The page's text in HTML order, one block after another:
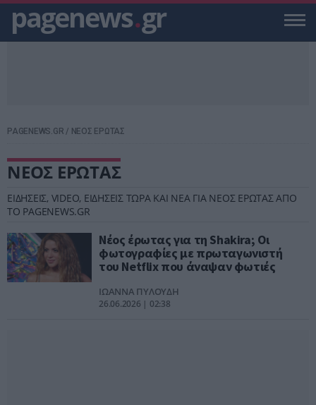
pagenews.gr
PAGENEWS.GR / ΝΕΟΣ ΕΡΩΤΑΣ
ΝΕΟΣ ΕΡΩΤΑΣ
ΕΙΔΗΣΕΙΣ, VIDEO, ΕΙΔΗΣΕΙΣ ΤΩΡΑ ΚΑΙ ΝΕΑ ΓΙΑ ΝΕΟΣ ΕΡΩΤΑΣ ΑΠΟ
ΤΟ PAGENEWS.GR
Νέος έρωτας για τη Shakira; Οι
φωτογραφίες με πρωταγωνιστή
του Netflix που άναψαν φωτιές
ΙΩΑΝΝΑ ΠΥΛΟΥΔΗ
26.06.2026 | 02:38